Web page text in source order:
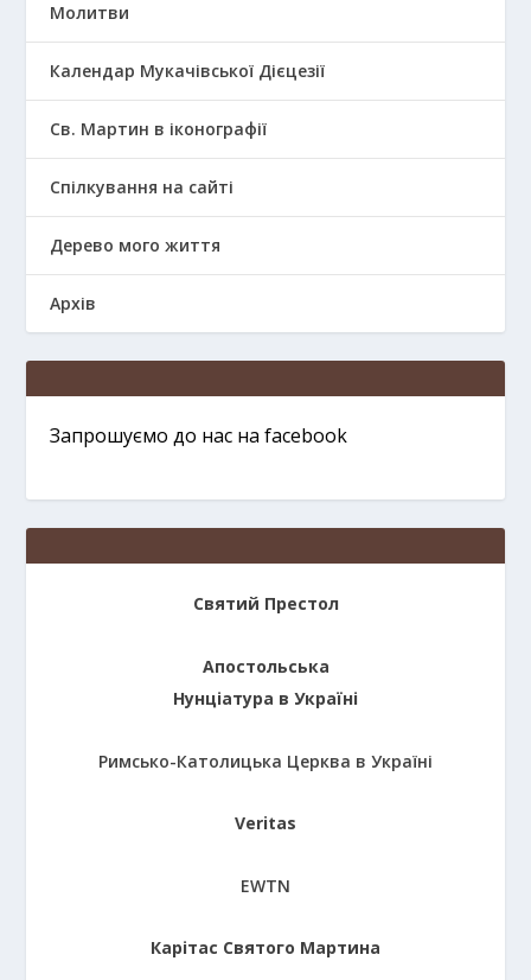
Молитви
Календар Мукачівської Дієцезії
Св. Мартин в іконографії
Спілкування на сайті
Дерево мого життя
Архів
Запрошуємо до нас на facebook
Святий Престол
Апостольська
Нунціатура в Україні
Римсько-Католицька Церква в Україні
Veritas
EWTN
Карітас Святого Мартина